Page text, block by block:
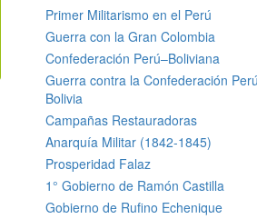
Primer Militarismo en el Perú
Guerra con la Gran Colombia
Confederación Perú–Boliviana
Guerra contra la Confederación
Bolivia
Campañas Restauradoras
Anarquía Militar (1842-1845)
Prosperidad Falaz
1° Gobierno de Ramón Castilla
Gobierno de Rufino Echenique